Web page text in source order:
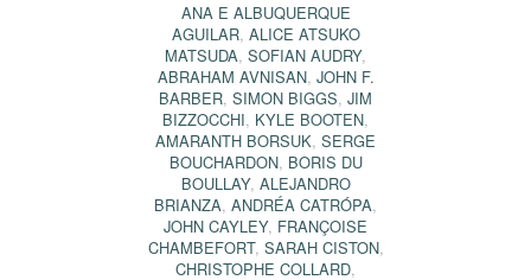
ANA E ALBUQUERQUE
AGUILAR, ALICE ATSUKO
MATSUDA, SOFIAN AUDRY,
ABRAHAM AVNISAN, JOHN F.
BARBER, SIMON BIGGS, JIM
BIZZOCCHI, KYLE BOOTEN,
AMARANTH BORSUK, SERGE
BOUCHARDON, BORIS DU
BOULLAY, ALEJANDRO
BRIANZA, ANDRÉA CATRÓPA,
JOHN CAYLEY, FRANÇOISE
CHAMBEFORT, SARAH CISTON,
CHRISTOPHE COLLARD,